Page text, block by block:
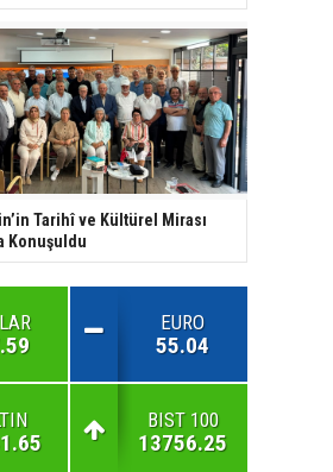
Tarihî ve Kültürel Mirası
Konuşuldu
EURO
55.04
BIST 100
13756.25